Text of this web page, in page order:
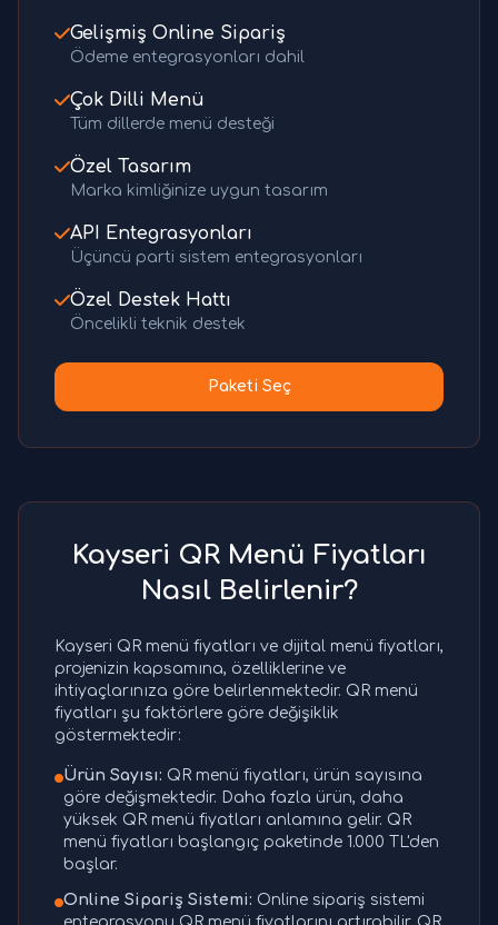
Gelişmiş Online Sipariş
Ödeme entegrasyonları dahil
Çok Dilli Menü
Tüm dillerde menü desteği
Özel Tasarım
Marka kimliğinize uygun tasarım
API Entegrasyonları
Üçüncü parti sistem entegrasyonları
Özel Destek Hattı
Öncelikli teknik destek
Paketi Seç
Kayseri QR Menü Fiyatları
Nasıl Belirlenir?
Kayseri QR menü fiyatları ve dijital menü fiyatları,
projenizin kapsamına, özelliklerine ve
ihtiyaçlarınıza göre belirlenmektedir. QR menü
fiyatları şu faktörlere göre değişiklik
göstermektedir:
Ürün Sayısı: QR menü fiyatları, ürün sayısına
göre değişmektedir. Daha fazla ürün, daha
yüksek QR menü fiyatları anlamına gelir. QR
menü fiyatları başlangıç paketinde 1.000 TL'den
başlar.
Online Sipariş Sistemi: Online sipariş sistemi